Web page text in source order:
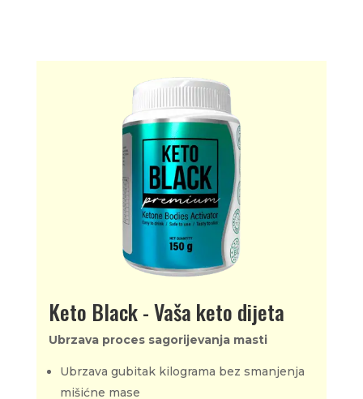
Keto Black - Vaša keto dijeta
Ubrzava proces sagorijevanja masti
Ubrzava gubitak kilograma bez smanjenja
mišićne mase